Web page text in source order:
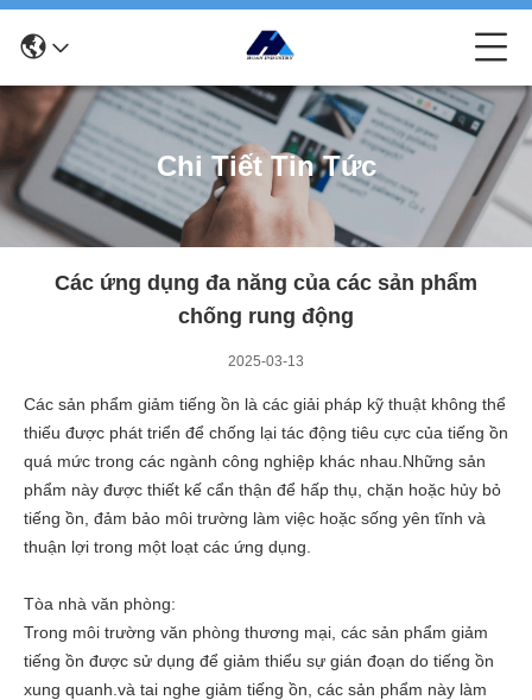
Chi Tiết Tin Tức
Các ứng dụng đa năng của các sản phẩm
chống rung động
2025-03-13
Các sản phẩm giảm tiếng ồn là các giải pháp kỹ thuật không thể
thiếu được phát triển để chống lại tác động tiêu cực của tiếng ồn
quá mức trong các ngành công nghiệp khác nhau.Những sản
phẩm này được thiết kế cẩn thận để hấp thụ, chặn hoặc hủy bỏ
tiếng ồn, đảm bảo môi trường làm việc hoặc sống yên tĩnh và
thuận lợi trong một loạt các ứng dụng.
Tòa nhà văn phòng:
Trong môi trường văn phòng thương mại, các sản phẩm giảm
tiếng ồn được sử dụng để giảm thiểu sự gián đoạn do tiếng ồn
xung quanh.và tai nghe giảm tiếng ồn, các sản phẩm này làm